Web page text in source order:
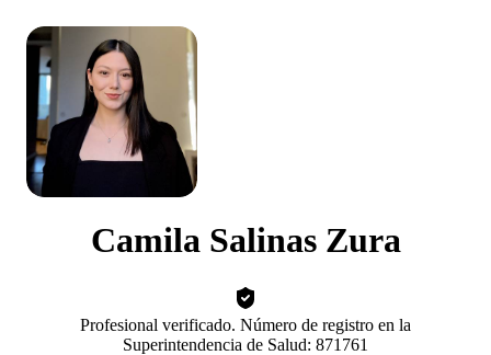
Camila Salinas Zura
Profesional verificado. Número de registro en la
Superintendencia de Salud: 871761